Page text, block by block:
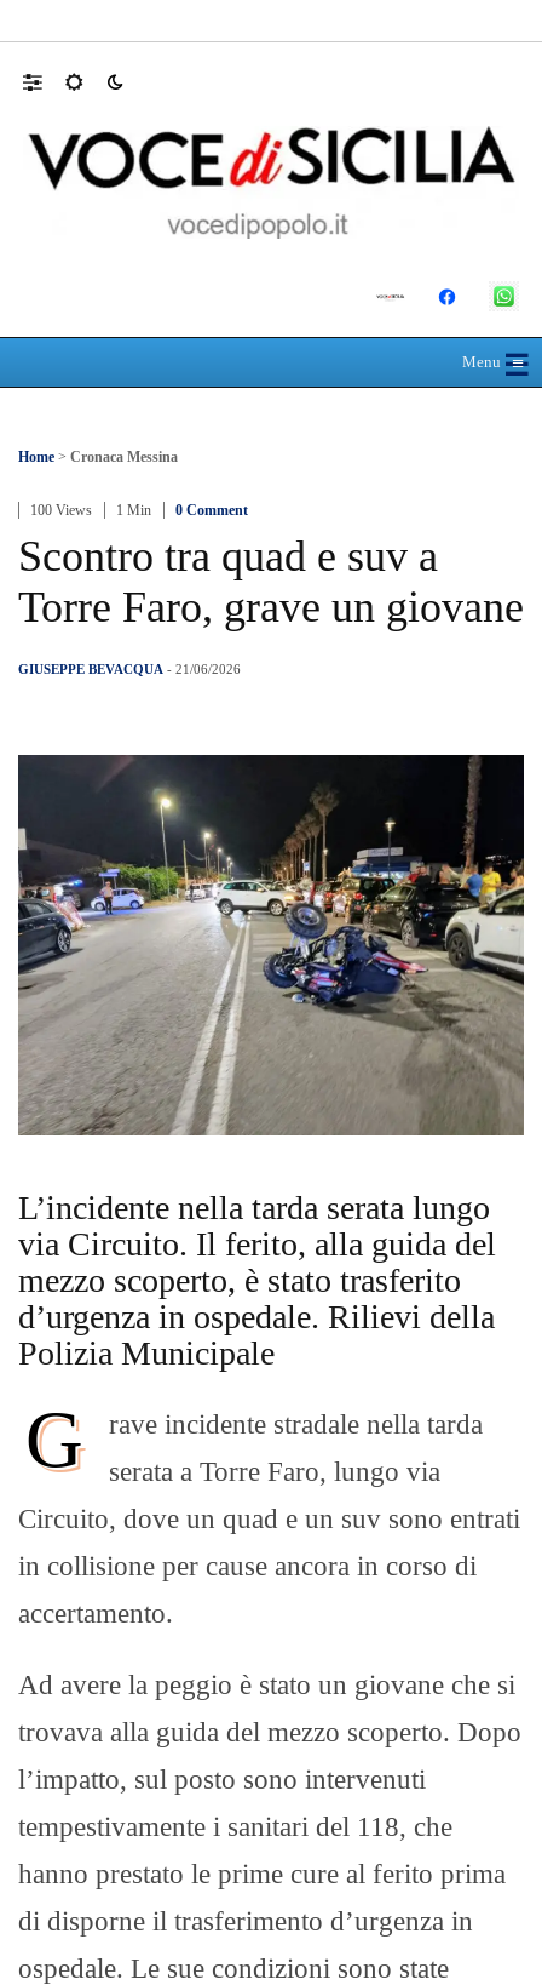
Menu≡
☰
Home > Cronaca Messina
100 Views 1 Min 0 Comment
Scontro tra quad e suv a
Torre Faro, grave un giovane
GIUSEPPE BEVACQUA - 21/06/2026
L’incidente nella tarda serata lungo
via Circuito. Il ferito, alla guida del
mezzo scoperto, è stato trasferito
d’urgenza in ospedale. Rilievi della
Polizia Municipale
G
rave incidente stradale nella tarda
serata a Torre Faro, lungo via
Circuito, dove un quad e un suv sono entrati
in collisione per cause ancora in corso di
accertamento.
Ad avere la peggio è stato un giovane che si
trovava alla guida del mezzo scoperto. Dopo
l’impatto, sul posto sono intervenuti
tempestivamente i sanitari del 118, che
hanno prestato le prime cure al ferito prima
di disporne il trasferimento d’urgenza in
ospedale. Le sue condizioni sono state